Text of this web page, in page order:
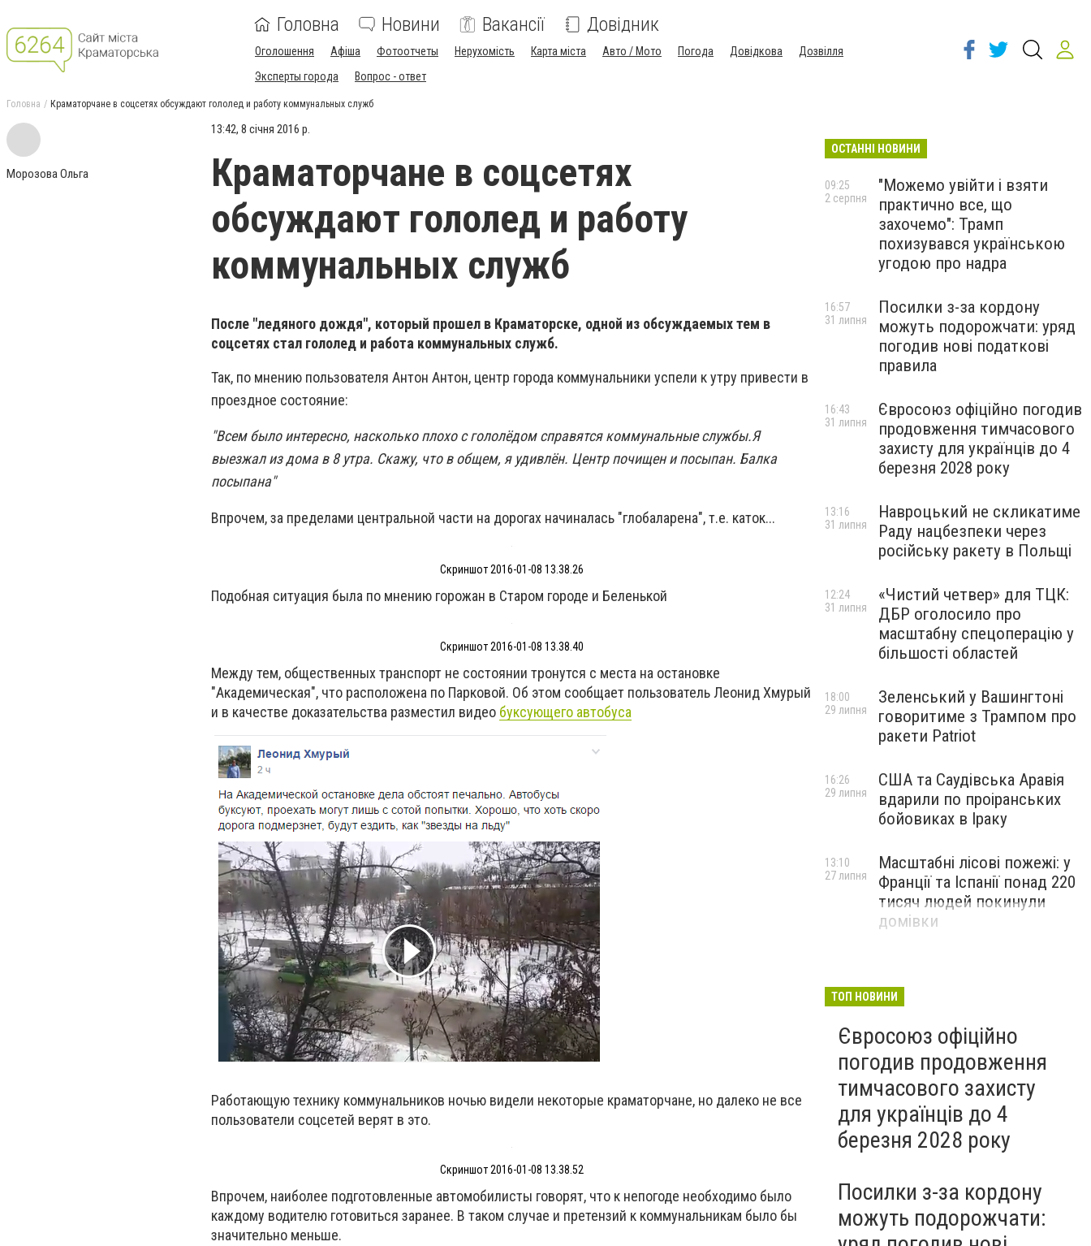
Головна Новини Вакансії Довідник
Оголошення Афіша Фотоотчеты Нерухомість Карта міста Авто / Мото Погода Довідкова
Дозвілля
Эксперты города
Вопрос - ответ
Головна Краматорчане в соцсетях обсуждают гололед и работу коммунальных служб
Морозова Ольга
13:42, 8 січня 2016 р.
Краматорчане в соцсетях
обсуждают гололед и работу
коммунальных служб
После "ледяного дождя", который прошел в Краматорске, одной из обсуждаемых тем в
соцсетях стал гололед и работа коммунальных служб.
Так, по мнению пользователя Антон Антон, центр города коммунальники успели к утру привести в
проездное состояние:
"Всем было интересно, насколько плохо с гололёдом справятся коммунальные службы.Я
выезжал из дома в 8 утра. Скажу, что в общем, я удивлён. Центр почищен и посыпан. Балка
посыпана"
Впрочем, за пределами центральной части на дорогах начиналась "глобаларена", т.е. каток...
Скриншот 2016-01-08 13.38.26
Подобная ситуация была по мнению горожан в Старом городе и Беленькой
Скриншот 2016-01-08 13.38.40
Между тем, общественных транспорт не состоянии тронутся с места на остановке
"Академическая", что расположена по Парковой. Об этом сообщает пользователь Леонид Хмурый
и в качестве доказательства разместил видео буксующего автобуса
Работающую технику коммунальников ночью видели некоторые краматорчане, но далеко не все
пользователи соцсетей верят в это.
Скриншот 2016-01-08 13.38.52
Впрочем, наиболее подготовленные автомобилисты говорят, что к непогоде необходимо было
каждому водителю готовиться заранее. В таком случае и претензий к коммунальникам было бы
значительно меньше.
ОСТАННІ НОВИНИ
"Можемо увійти і взяти
практично все, що
захочемо": Трамп
похизувався українською
угодою про надра
09:25
2 серпня
Посилки з-за кордону
можуть подорожчати: уряд
погодив нові податкові
правила
16:57
31 липня
Євросоюз офіційно погодив
продовження тимчасового
захисту для українців до 4
березня 2028 року
16:43
31 липня
Навроцький не скликатиме
Раду нацбезпеки через
російську ракету в Польщі
13:16
31 липня
«Чистий четвер» для ТЦК:
ДБР оголосило про
масштабну спецоперацію у
більшості областей
12:24
31 липня
Зеленський у Вашингтоні
говоритиме з Трампом про
ракети Patriot
18:00
29 липня
США та Саудівська Аравія
вдарили по проіранських
бойовиках в Іраку
16:26
29 липня
Масштабні лісові пожежі: у
Франції та Іспанії понад 220
тисяч людей покинули
домівки
13:10
27 липня
ТОП НОВИНИ
Євросоюз офіційно
погодив продовження
тимчасового захисту
для українців до 4
березня 2028 року
Посилки з-за кордону
можуть подорожчати: